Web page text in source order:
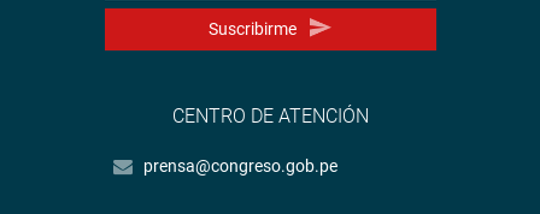
Suscribirme
CENTRO DE ATENCIÓN
prensa@congreso.gob.pe